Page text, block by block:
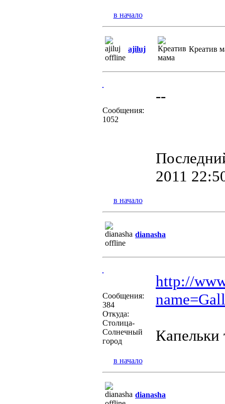
в начало
ajiluj Креатив
Сообщения:
1052
--
2011
в начало
dianasha
Сообщения:
384
Откуда:
Столица-
Солнечный
город
http://
Капельки
в начало
dianasha